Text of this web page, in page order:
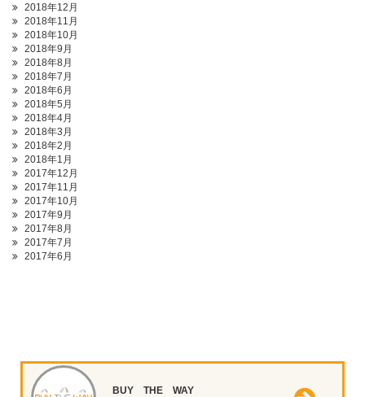
2018年12月
2018年11月
2018年10月
2018年9月
2018年8月
2018年7月
2018年6月
2018年5月
2018年4月
2018年3月
2018年2月
2018年1月
2017年12月
2017年11月
2017年10月
2017年9月
2017年8月
2017年7月
2017年6月
BUY THE WAY